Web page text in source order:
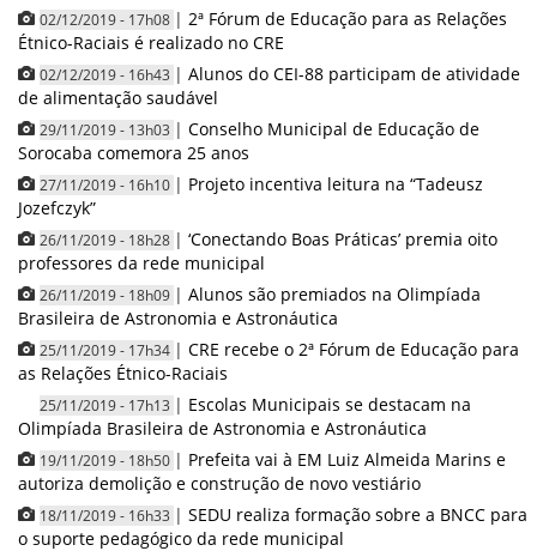
02/12/2019 - 17h08 | 2ª Fórum de Educação para as Relações
Étnico-Raciais é realizado no CRE
02/12/2019 - 16h43 | Alunos do CEI-88 participam de atividade
de alimentação saudável
29/11/2019 - 13h03 | Conselho Municipal de Educação de
Sorocaba comemora 25 anos
27/11/2019 - 16h10 | Projeto incentiva leitura na “Tadeusz
Jozefczyk”
26/11/2019 - 18h28 | ‘Conectando Boas Práticas’ premia oito
professores da rede municipal
26/11/2019 - 18h09 | Alunos são premiados na Olimpíada
Brasileira de Astronomia e Astronáutica
25/11/2019 - 17h34 | CRE recebe o 2ª Fórum de Educação para
as Relações Étnico-Raciais
25/11/2019 - 17h13 | Escolas Municipais se destacam na
Olimpíada Brasileira de Astronomia e Astronáutica
19/11/2019 - 18h50 | Prefeita vai à EM Luiz Almeida Marins e
autoriza demolição e construção de novo vestiário
18/11/2019 - 16h33 | SEDU realiza formação sobre a BNCC para
o suporte pedagógico da rede municipal